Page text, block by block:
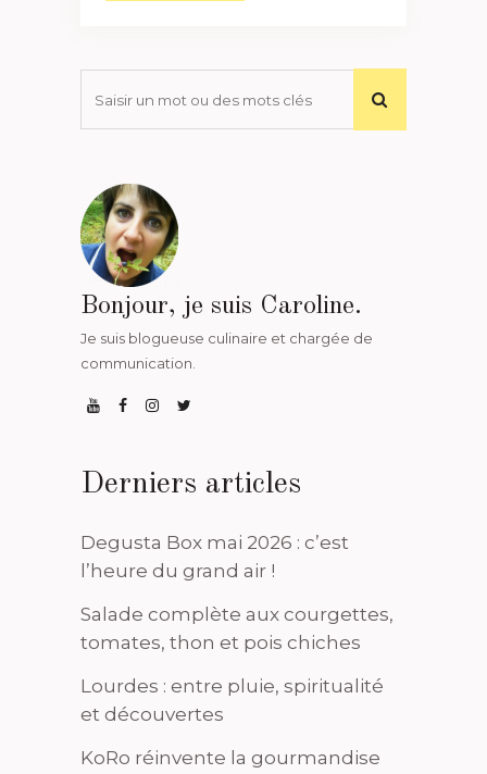
Bonjour, je suis Caroline.
Je suis blogueuse culinaire et chargée de
communication.
Derniers articles
Degusta Box mai 2026 : c’est
l’heure du grand air !
Salade complète aux courgettes,
tomates, thon et pois chiches
Lourdes : entre pluie, spiritualité
et découvertes
KoRo réinvente la gourmandise